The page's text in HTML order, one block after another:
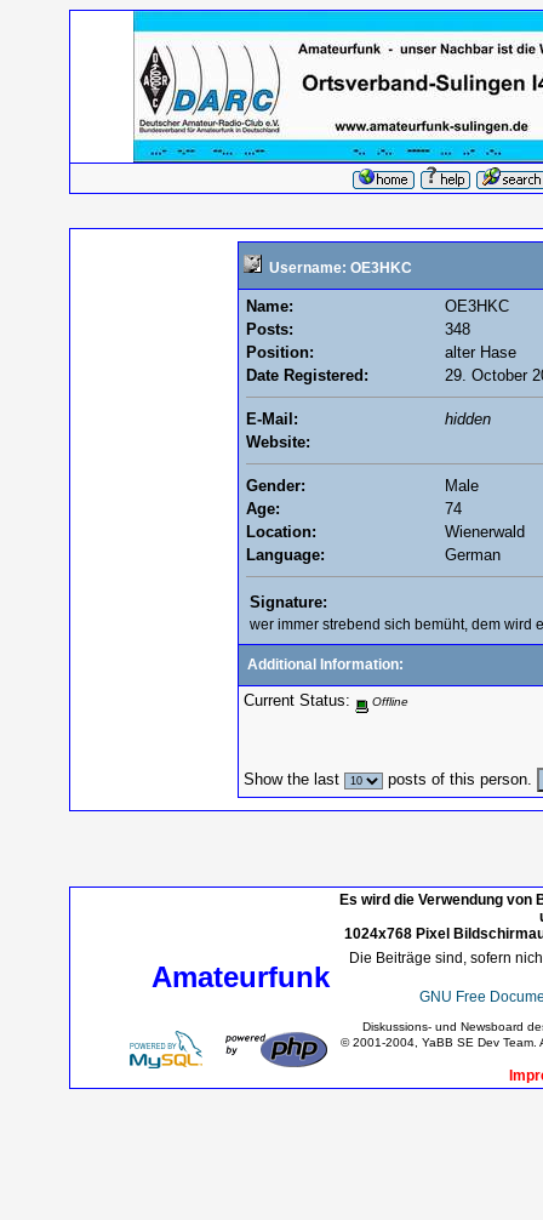
Username: OE3HKC
Name:
OE3HKC
Posts:
348
Position:
alter Hase
Date Registered:
29. October
E-Mail:
hidden
Website:
Gender:
Male
Age:
74
Location:
Wienerwald
Language:
German
Signature:
wer immer strebend sich bemüht, dem wird
Additional Information:
Current Status: Offline
Show the last posts of this person.
Es wird die Verwendung
1024x768 Pixel
Amateurfunk
Die Beiträge sind, sofern
GNU Free
Diskussions- und Newsboard
© 2001-2004, YaBB SE Dev Team.